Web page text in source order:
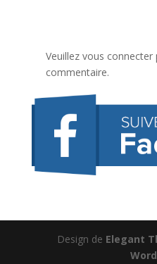
Veuillez vous connecter
commentaire.
Design de Elegant